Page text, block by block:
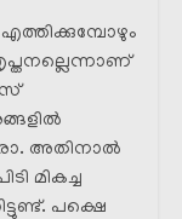
എത്തിക്കുമ്പോഴും
അതിനാൽ
മികച്ച
പക്ഷെ